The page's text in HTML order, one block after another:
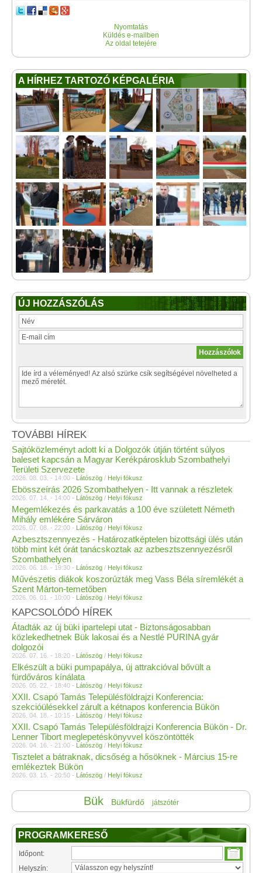
Nyomtatás
Küldés e-mailben
Az oldal tetejére
A HÍRHEZ TARTOZÓ KÉPGALÉRIA
ÚJ HOZZÁSZÓLÁS
TOVÁBBI HÍREK
Sajtóközleményt adott ki a Dolgozók útján történt súlyos
baleset kapcsán a Magyar Kerékpárosklub Szombathelyi
Területi Szervezete
2026. 08. 03. - 14:00 - Látószög / Helyi fókusz
Ebösszeírás 2026 Szombathelyen - Itt vannak a részletek
2026. 07. 14. - 14:00 - Látószög / Helyi fókusz
Megemlékezés és parkavatás a 100 éve született Németh
Mihály emlékére Sárváron
2026. 07. 08. - 22:00 - Látószög / Helyi fókusz
Azbesztszennyezés - Határozatképtelen bizottsági ülés után
több mint két órát tanácskoztak az azbesztszennyezésről
Szombathelyen
2026. 06. 18. - 19:30 - Látószög / Helyi fókusz
Művészetis diákok koszorúzták meg Vass Béla síremlékét a
Szent Márton-temetőben
2026. 06. 01. - 10:00 - Látószög / Helyi fókusz
KAPCSOLÓDÓ HÍREK
Átadták az új büki ipartelepi utat - Biztonságosabban
közlekedhetnek Bük lakosai és a Nestlé PURINA gyár
dolgozói
2026. 07. 16. - 18:20 - Látószög / Helyi fókusz
Elkészült a büki pumpapálya, új attrakcióval bővült a
fürdőváros kínálata
2026. 05. 22. - 18:40 - Látószög / Helyi fókusz
XXII. Csapó Tamás Településföldrajzi Konferencia:
szekcióülésekkel zárult a kétnapos konferencia Bükön
2026. 04. 18. - 10:15 - Látószög / Helyi fókusz
XXII. Csapó Tamás Településföldrajzi Konferencia Bükön - Dr.
Lenner Tibort meglepetéskönyvvel köszöntötték
2026. 04. 16. - 21:00 - Látószög / Helyi fókusz
Tisztelet a bátraknak, dicsőség a hősöknek - Március 15-re
emlékeztek Bükön
2026. 03. 15. - 20:50 - Látószög / Helyi fókusz
Bük Bükfürdő játszótér
PROGRAMKERESŐ
Időpont:
Helyszín: